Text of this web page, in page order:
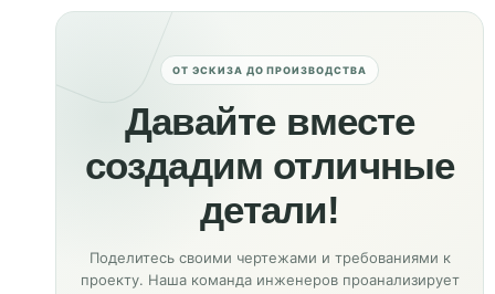
ОТ ЭСКИЗА ДО ПРОИЗВОДСТВА
Давайте вместе
создадим отличные
детали!
Поделитесь своими чертежами и требованиями к
проекту. Наша команда инженеров проанализирует